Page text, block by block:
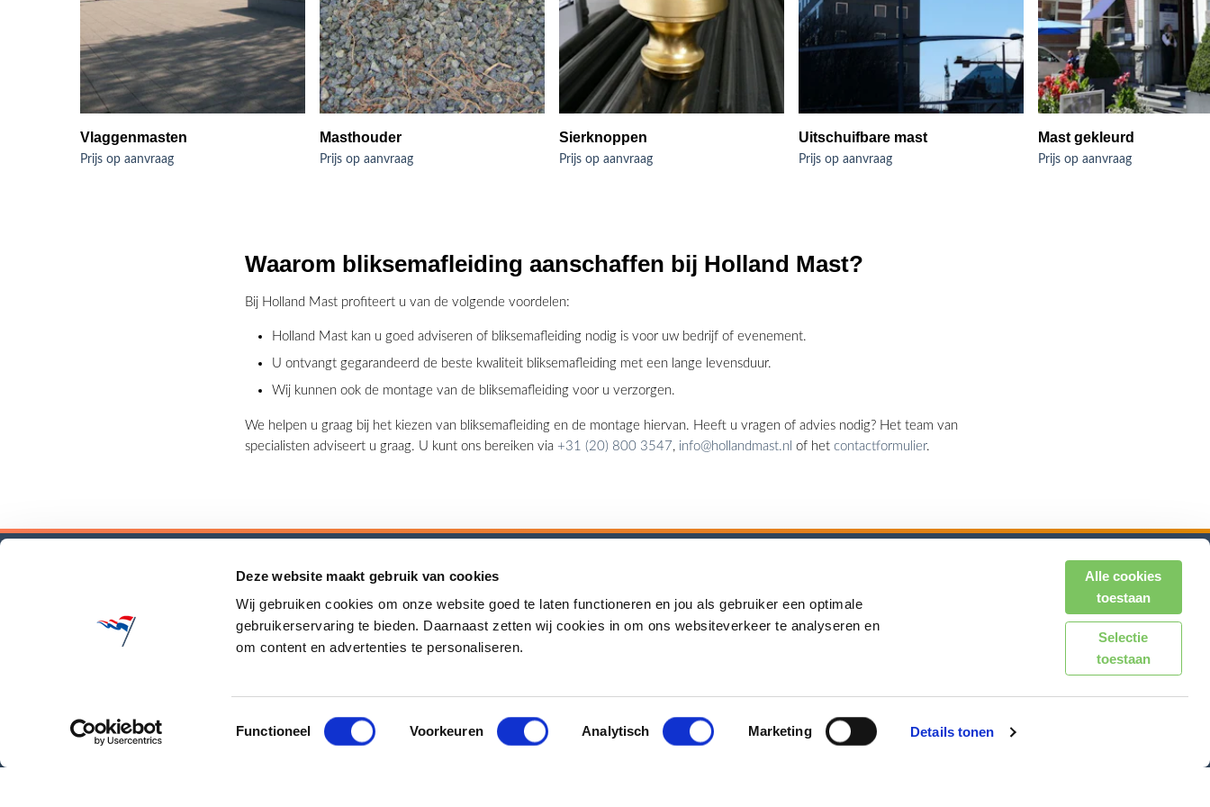
Deze website maakt gebruik van cookies
Wij gebruiken cookies om onze website goed te laten functioneren en jou als gebruiker een optimale
gebruikerservaring te bieden. Daarnaast zetten wij cookies in om ons websiteverkeer te analyseren en
om content en advertenties te personaliseren.
Toestemmingsselectie
Functioneel Voorkeuren Analytisch Marketing Details tonen
Alle cookies
toestaan
Selectie
toestaan
Vlaggenmasten
Prijs op aanvraag
Masthouder
Prijs op aanvraag
Sierknoppen
Prijs op aanvraag
Uitschuifbare mast
Prijs op aanvraag
Mast gekleurd
Prijs op aanvraag
Waarom bliksemafleiding aanschaffen bij Holland Mast?
Bij Holland Mast profiteert u van de volgende voordelen:
Holland Mast kan u goed adviseren of bliksemafleiding nodig is voor uw bedrijf of evenement.
U ontvangt gegarandeerd de beste kwaliteit bliksemafleiding met een lange levensduur.
Wij kunnen ook de montage van de bliksemafleiding voor u verzorgen.
We helpen u graag bij het kiezen van bliksemafleiding en de montage hiervan. Heeft u vragen of advies nodig? Het team van
specialisten adviseert u graag. U kunt ons bereiken via +31 (20) 800 3547, info@hollandmast.nl of het contactformulier.
Garantie
HollandMast
Certificering
Maatschappelijk Verantwoord
Werken bij Holland Mast
Diensten
+31 (0)20 800 3547